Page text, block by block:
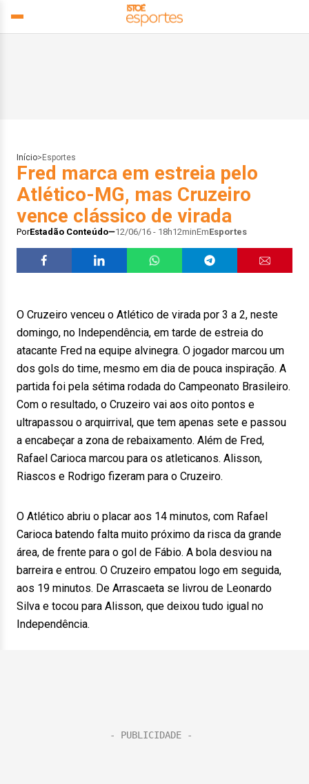
Início> Esportes
Fred marca em estreia pelo
Atlético-MG, mas Cruzeiro
vence clássico de virada
PorEstadão Conteúdo 12/06/16 - 18h12minEmEsportes
O Cruzeiro venceu o Atlético de virada por 3 a 2, neste
domingo, no Independência, em tarde de estreia do
atacante Fred na equipe alvinegra. O jogador marcou um
dos gols do time, mesmo em dia de pouca inspiração. A
partida foi pela sétima rodada do Campeonato Brasileiro.
Com o resultado, o Cruzeiro vai aos oito pontos e
ultrapassou o arquirrival, que tem apenas sete e passou
a encabeçar a zona de rebaixamento. Além de Fred,
Rafael Carioca marcou para os atleticanos. Alisson,
Riascos e Rodrigo fizeram para o Cruzeiro.
O Atlético abriu o placar aos 14 minutos, com Rafael
Carioca batendo falta muito próximo da risca da grande
área, de frente para o gol de Fábio. A bola desviou na
barreira e entrou. O Cruzeiro empatou logo em seguida,
aos 19 minutos. De Arrascaeta se livrou de Leonardo
Silva e tocou para Alisson, que deixou tudo igual no
Independência.